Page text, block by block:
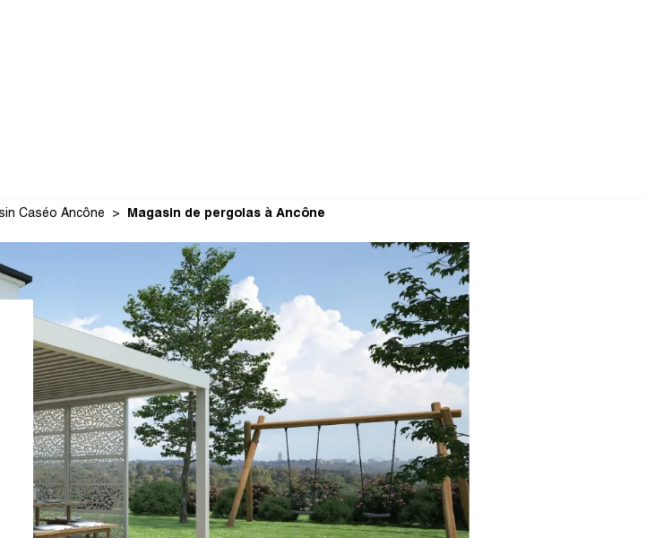
Caséo Ancône Magasin de pergolas à Ancône